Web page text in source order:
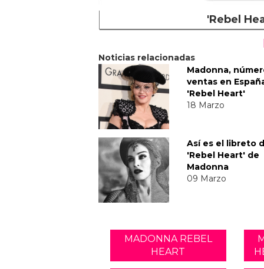
'Rebel
Noticias relacionadas
Madonna,
ventas en
'Rebel Heart'
18 Marzo
Así es el libreto
'Rebel Heart' de
Madonna
09 Marzo
MADONNA REBEL
HEART